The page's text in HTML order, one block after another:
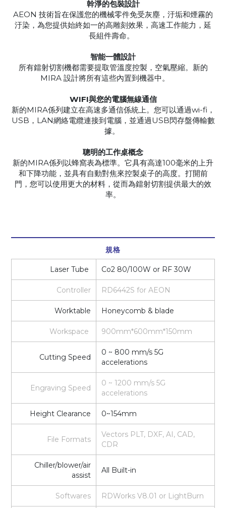
幹淨的包裝設計
AEON 技術旨在保護您的機械零件免受灰塵，汙垢和煙霧的
汙染，為您提供始終如一的高雕刻效果，高速工作能力，延
長組件壽命。
智能一體設計
所有鐳射切割機都需要提取管溫度控製，空氣壓縮。新的
MIRA 設計將所有這些內置到機器中。
WIFI與您的電腦無線通信
新的MIRA係列建立在高速多通信係統上。您可以通過wi-fi，
USB，LAN網絡電纜連接到電腦，並通過USB閃存盤傳輸數
據。
聰明的工作桌概念
新的MIRA係列以蜂窩表為標準。它具有高達100毫米的上升
和下降功能，並具有自動對焦來控製桌子的高度。打開前
門，您可以使用更大的材料，從而為鐳射切割提供最大的效
率。
規格
Laser Tube Co2 80/100W or RF 30W
Controller RD6442S for AEON
Worktable Honeycomb & blade
Workspace 900mm*600mm*150mm
Cutting Speed
0 ~ 800 mm/s 5G
accelerations
Engraving Speed
0 ~ 1200 mm/s 5G
accelerations
Height Clearance 0~154mm
File Formats
Vectors PLT, DXF, AI, CAD,
CDR
Chiller/blower/air
assist
All Built-in
Softwares RDWorks V8.01 or LightBurn